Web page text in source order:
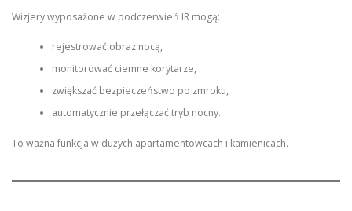
Wizjery wyposażone w podczerwień IR mogą:
rejestrować obraz nocą,
monitorować ciemne korytarze,
zwiększać bezpieczeństwo po zmroku,
automatycznie przełączać tryb nocny.
To ważna funkcja w dużych apartamentowcach i kamienicach.